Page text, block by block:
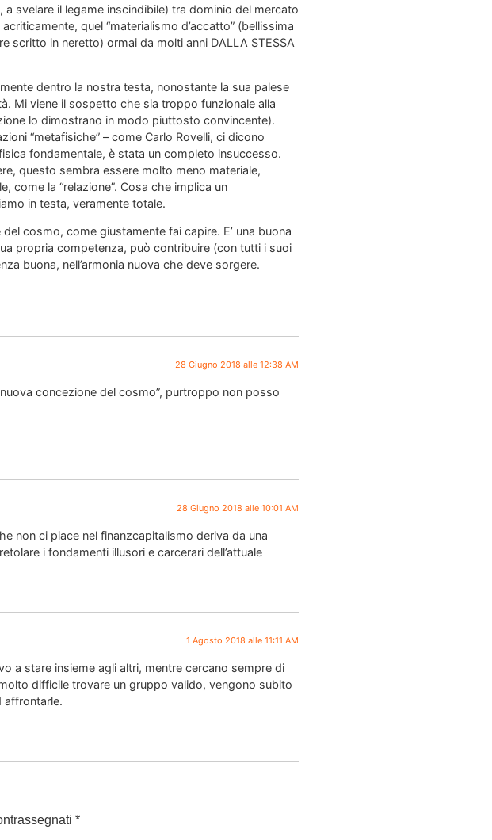
svelare il legame inscindibile) tra dominio del mercato
quel “materialismo d’accatto” (bellissima
in neretto) ormai da molti anni DALLA STESSA
dentro la nostra testa, nonostante la sua palese
Mi viene il sospetto che sia troppo funzionale alla
lo dimostrano in modo piuttosto convincente).
“metafisiche” – come Carlo Rovelli, ci dicono
fondamentale, è stata un completo insuccesso.
questo sembra essere molto meno materiale,
come la “relazione”. Cosa che implica un
in testa, veramente totale.
cosmo, come giustamente fai capire. E’ una buona
propria competenza, può contribuire (con tutti i suoi
buona, nell’armonia nuova che deve sorgere.
28 Giugno 2018 alle 12:38 AM
concezione del cosmo”, purtroppo non posso
28 Giugno 2018 alle 10:01 AM
non ci piace nel finanzcapitalismo deriva da una
i fondamenti illusori e carcerari dell’attuale
1 Agosto 2018 alle 11:11 AM
a stare insieme agli altri, mentre cercano sempre di
difficile trovare un gruppo valido, vengono subito
affrontarle.
*